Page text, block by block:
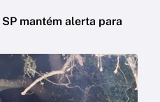
mantém alerta para